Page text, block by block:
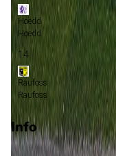
Hoedd
Hoedd
14
Raufoss
Raufoss
Info
Op 18 oktober 2026